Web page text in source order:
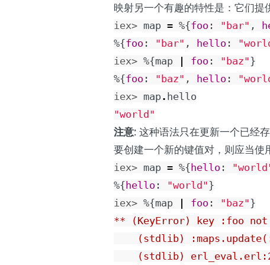
映射另一个有趣的特性是：它们提
iex> map = %{foo : "bar" ,
%{foo : "bar" , hello :
iex> %{map foo : "baz"}
%{foo : "baz" , hello :
iex> map. hello
"world"
注意: 这种语法只在更新一个已经
要创建一个新的键值对，则应当使
iex> map = %{ hello :
%{ hello : "world"}
iex> %{map foo : "baz"}
** (KeyError) key :foo
(stdlib)
(stdlib)